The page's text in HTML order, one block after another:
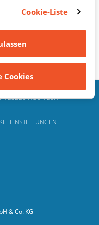
"Cookie-
Ihre Einstellungen
Cookie-Liste
Cookies
EINSTELLUNGEN
& Co. KG